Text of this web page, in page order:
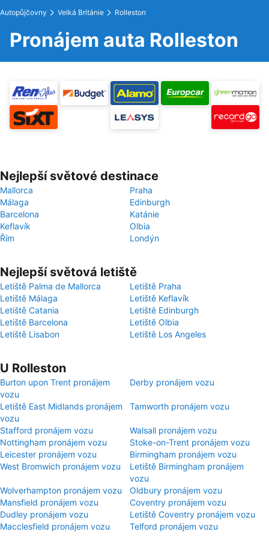
Autopůjčovny Velká Británie Rolleston
Pronájem auta Rolleston
Nejlepší světové destinace
Mallorca
Praha
Málaga
Edinburgh
Barcelona
Katánie
Keflavík
Olbia
Řím
Londýn
Nejlepší světová letiště
Letiště Palma de Mallorca
Letiště Praha
Letiště Málaga
Letiště Keflavík
Letiště Catania
Letiště Edinburgh
Letiště Barcelona
Letiště Olbia
Letiště Lisabon
Letiště Los Angeles
U Rolleston
Burton upon Trent pronájem
vozu
Derby pronájem vozu
Letiště East Midlands pronájem
vozu
Tamworth pronájem vozu
Stafford pronájem vozu
Walsall pronájem vozu
Nottingham pronájem vozu
Stoke-on-Trent pronájem vozu
Leicester pronájem vozu
Birmingham pronájem vozu
West Bromwich pronájem vozu
Letiště Birmingham pronájem
vozu
Wolverhampton pronájem vozu
Oldbury pronájem vozu
Mansfield pronájem vozu
Coventry pronájem vozu
Dudley pronájem vozu
Letiště Coventry pronájem vozu
Macclesfield pronájem vozu
Telford pronájem vozu